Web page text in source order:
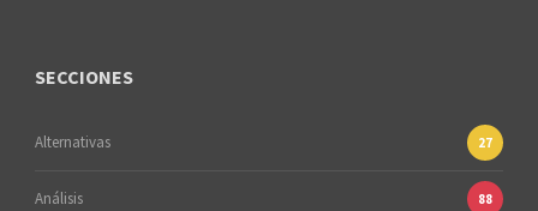
SECCIONES
Alternativas 27
Análisis 88